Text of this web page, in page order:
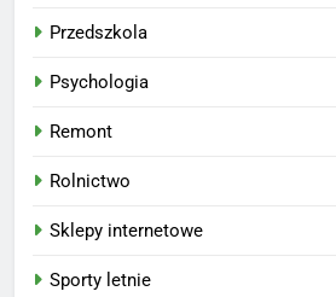
Przedszkola
Psychologia
Remont
Rolnictwo
Sklepy internetowe
Sporty letnie